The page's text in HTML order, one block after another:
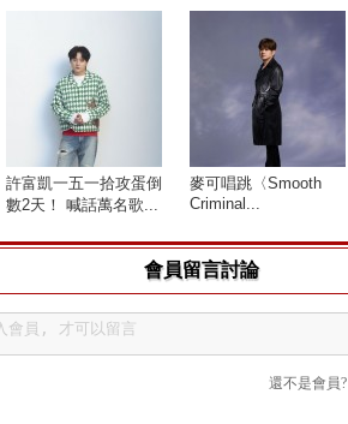
許富凱一五一拾攻蛋倒
數2天！ 喊話萬名歌...
麥可唱跳〈Smooth
Criminal...
會員留言討論
還不是會員?